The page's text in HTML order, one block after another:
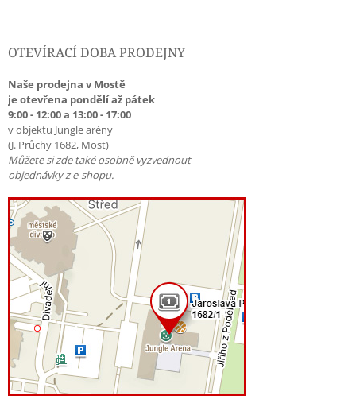
OTEVÍRACÍ DOBA PRODEJNY
Naše prodejna v Mostě
je otevřena pondělí až pátek
9:00 - 12:00 a 13:00 - 17:00
v objektu Jungle arény
(J. Průchy 1682, Most)
Můžete si zde také osobně vyzvednout
objednávky z e-shopu.